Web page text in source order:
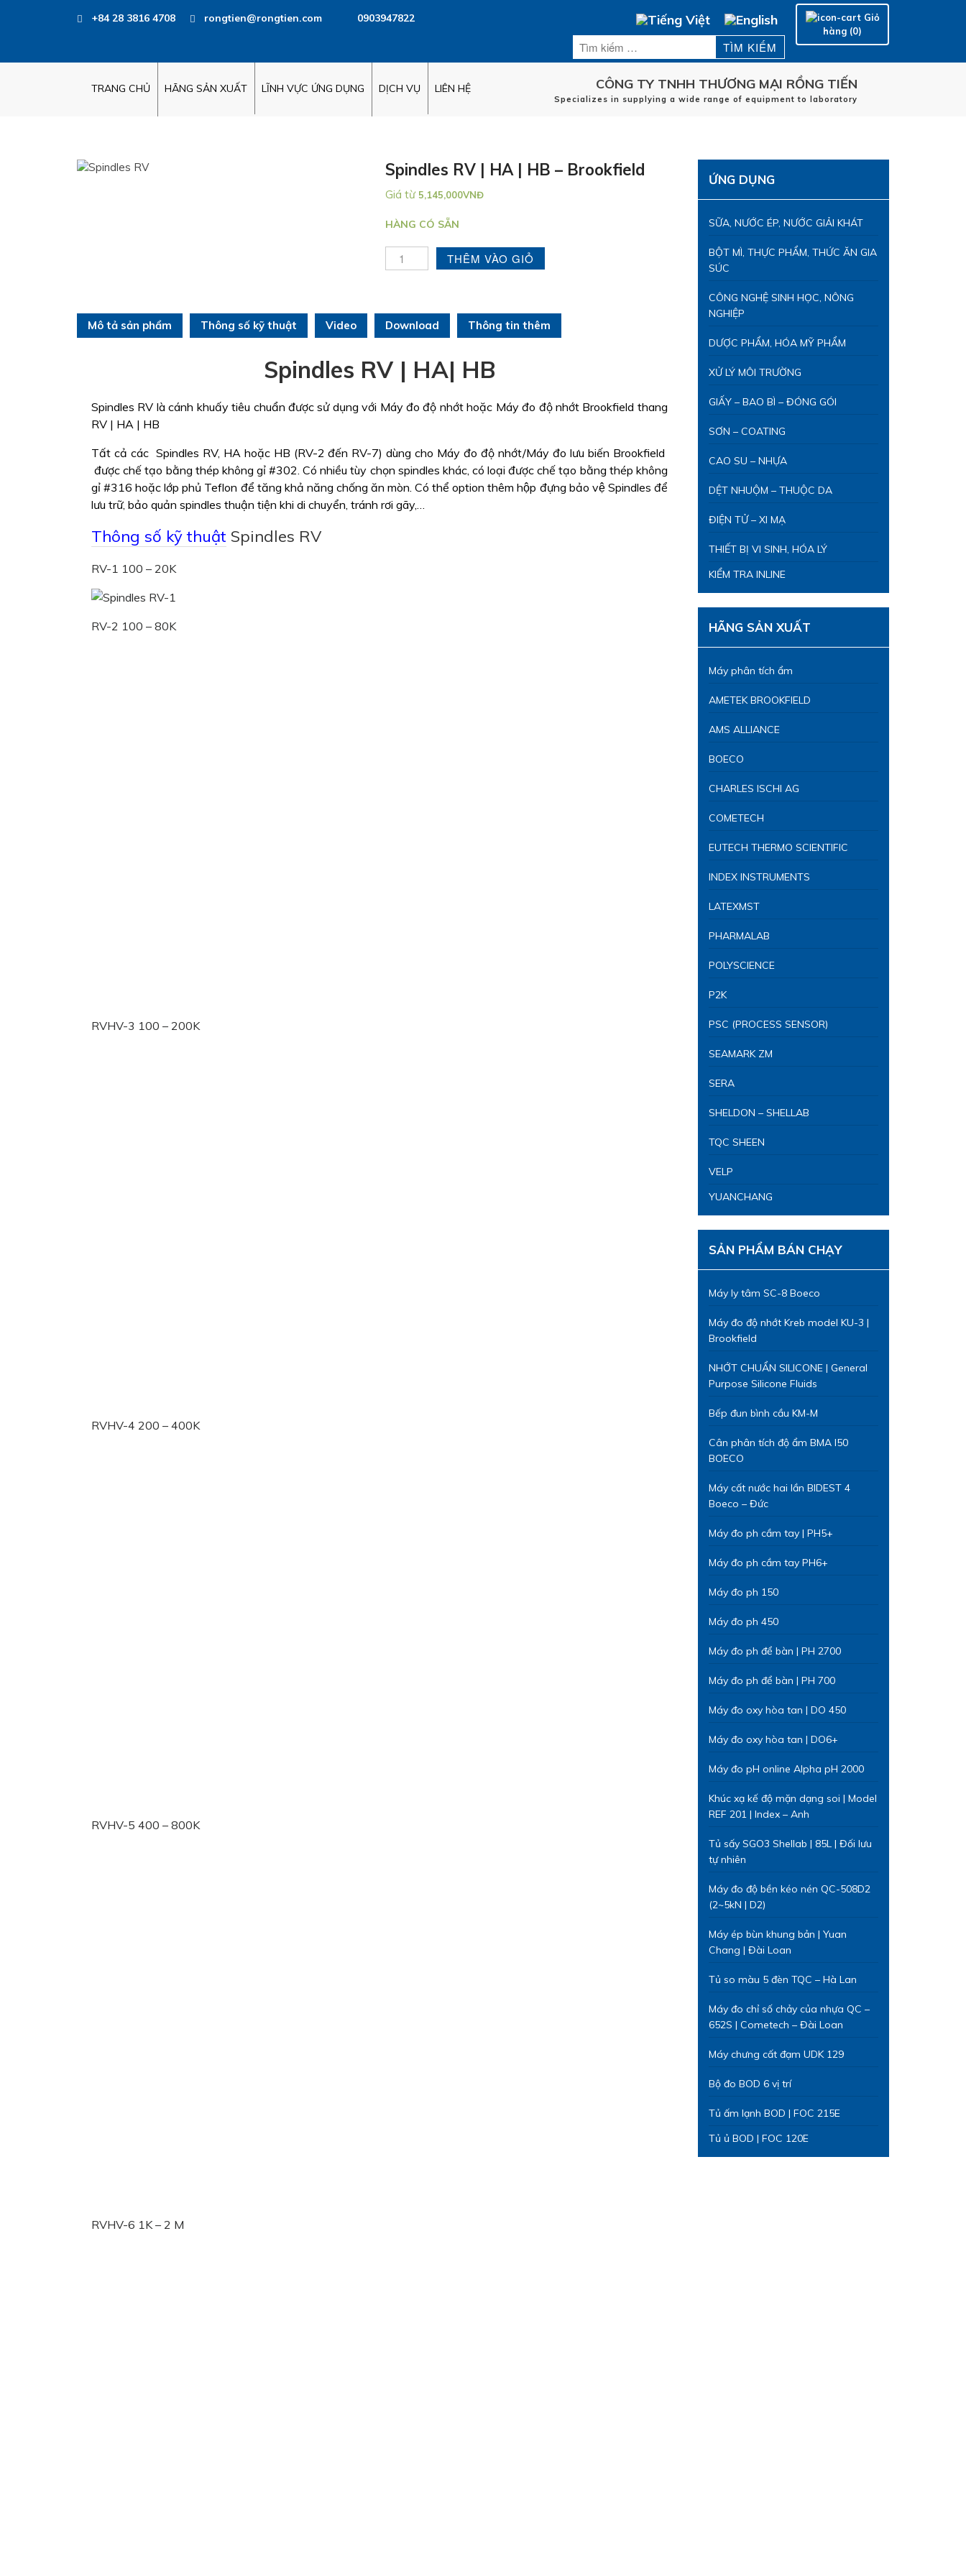
+84 28 3816 4708 rongtien@rongtien.com 0903947822
Giỏ
hàng (0)
CÔNG TY TNHH THƯƠNG MẠI RỒNG TIẾN
Specializes in supplying a wide range of equipment to laboratory
TRANG CHỦ HÃNG SẢN XUẤT LĨNH VỰC ỨNG DỤNG DỊCH VỤ LIÊN HỆ
Spindles RV | HA | HB – Brookfield
Giá từ 5,145,000VNĐ
HÀNG CÓ SẴN
THÊM VÀO GIỎ
Mô tả sản phẩm Thông số kỹ thuật Video Download Thông tin thêm
Spindles RV | HA| HB
Spindles RV là cánh khuấy tiêu chuẩn được sử dụng với Máy đo độ nhớt hoặc Máy đo độ nhớt Brookfield thang
RV | HA | HB
Tất cả các Spindles RV, HA hoặc HB (RV-2 đến RV-7) dùng cho Máy đo độ nhớt/Máy đo lưu biến Brookfield
được chế tạo bằng thép không gỉ #302. Có nhiều tùy chọn spindles khác, có loại được chế tạo bằng thép không
gỉ #316 hoặc lớp phủ Teflon để tăng khả năng chống ăn mòn. Có thể option thêm hộp đựng bảo vệ Spindles để
lưu trữ, bảo quản spindles thuận tiện khi di chuyển, tránh rơi gãy,…
Thông số kỹ thuật Spindles RV
RV-1 100 – 20K
RV-2 100 – 80K
RVHV-3 100 – 200K
RVHV-4 200 – 400K
RVHV-5 400 – 800K
RVHV-6 1K – 2 M
ỨNG DỤNG
SỮA, NƯỚC ÉP, NƯỚC GIẢI KHÁT
BỘT MÌ, THỰC PHẨM, THỨC ĂN GIA
SÚC
CÔNG NGHỆ SINH HỌC, NÔNG
NGHIỆP
DƯỢC PHẨM, HÓA MỸ PHẨM
XỬ LÝ MÔI TRƯỜNG
GIẤY – BAO BÌ – ĐÓNG GÓI
SƠN – COATING
CAO SU – NHỰA
DỆT NHUỘM – THUỘC DA
ĐIỆN TỬ – XI MẠ
THIẾT BỊ VI SINH, HÓA LÝ
KIỂM TRA INLINE
HÃNG SẢN XUẤT
Máy phân tích ẩm
AMETEK BROOKFIELD
AMS ALLIANCE
BOECO
CHARLES ISCHI AG
COMETECH
EUTECH THERMO SCIENTIFIC
INDEX INSTRUMENTS
LATEXMST
PHARMALAB
POLYSCIENCE
P2K
PSC (PROCESS SENSOR)
SEAMARK ZM
SERA
SHELDON – SHELLAB
TQC SHEEN
VELP
YUANCHANG
SẢN PHẨM BÁN CHẠY
Máy ly tâm SC-8 Boeco
Máy đo độ nhớt Kreb model KU-3 |
Brookfield
NHỚT CHUẨN SILICONE | General
Purpose Silicone Fluids
Bếp đun bình cầu KM-M
Cân phân tích độ ẩm BMA I50
BOECO
Máy cất nước hai lần BIDEST 4
Boeco – Đức
Máy đo ph cầm tay | PH5+
Máy đo ph cầm tay PH6+
Máy đo ph 150
Máy đo ph 450
Máy đo ph để bàn | PH 2700
Máy đo ph để bàn | PH 700
Máy đo oxy hòa tan | DO 450
Máy đo oxy hòa tan | DO6+
Máy đo pH online Alpha pH 2000
Khúc xạ kế độ mặn dạng soi | Model
REF 201 | Index – Anh
Tủ sấy SGO3 Shellab | 85L | Đối lưu
tự nhiên
Máy đo độ bền kéo nén QC-508D2
(2~5kN | D2)
Máy ép bùn khung bản | Yuan
Chang | Đài Loan
Tủ so màu 5 đèn TQC – Hà Lan
Máy đo chỉ số chảy của nhựa QC –
652S | Cometech – Đài Loan
Máy chưng cất đạm UDK 129
Bộ đo BOD 6 vị trí
Tủ ấm lạnh BOD | FOC 215E
Tủ ủ BOD | FOC 120E